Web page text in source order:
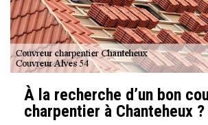
À la recherche d’un bon
charpentier à Chanteheux ?